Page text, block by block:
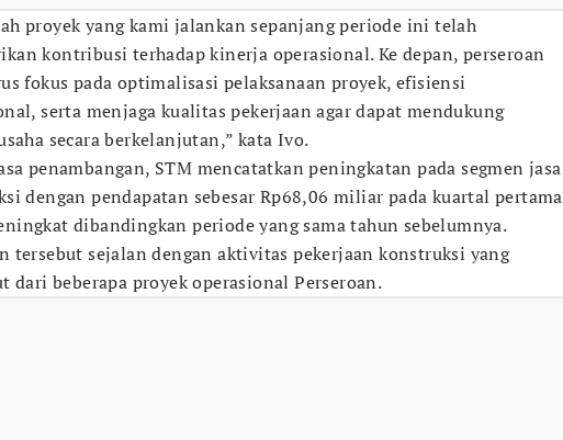
proyek yang kami jalankan sepanjang periode ini telah
kontribusi terhadap kinerja operasional. Ke depan, perseroan
fokus pada optimalisasi pelaksanaan proyek, efisiensi
serta menjaga kualitas pekerjaan agar dapat mendukung
secara berkelanjutan,” kata Ivo.
penambangan, STM mencatatkan peningkatan pada segmen jasa
dengan pendapatan sebesar Rp68,06 miliar pada kuartal pertama
dibandingkan periode yang sama tahun sebelumnya.
tersebut sejalan dengan aktivitas pekerjaan konstruksi yang
dari beberapa proyek operasional Perseroan.